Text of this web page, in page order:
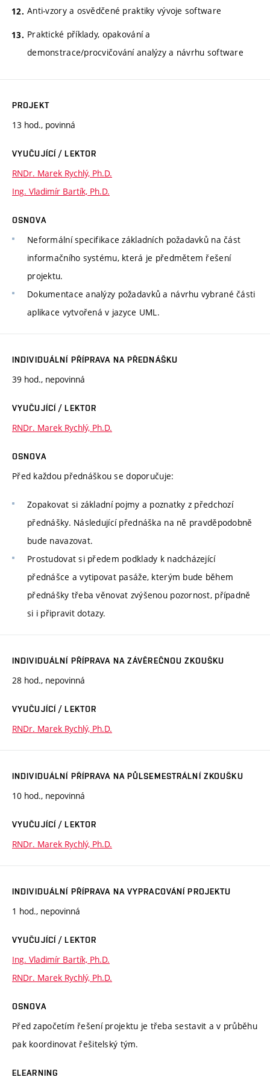
Anti-vzory a osvědčené praktiky vývoje software
Praktické příklady, opakování a
demonstrace/procvičování analýzy a návrhu software
PROJEKT
13 hod., povinná
VYUČUJÍCÍ / LEKTOR
RNDr. Marek Rychlý, Ph.D.
Ing. Vladimír Bartík, Ph.D.
OSNOVA
Neformální specifikace základních požadavků na část
informačního systému, která je předmětem řešení
projektu.
Dokumentace analýzy požadavků a návrhu vybrané části
aplikace vytvořená v jazyce UML.
INDIVIDUÁLNÍ PŘÍPRAVA NA PŘEDNÁŠKU
39 hod., nepovinná
VYUČUJÍCÍ / LEKTOR
RNDr. Marek Rychlý, Ph.D.
OSNOVA
Před každou přednáškou se doporučuje:
Zopakovat si základní pojmy a poznatky z předchozí
přednášky. Následující přednáška na ně pravděpodobně
bude navazovat.
Prostudovat si předem podklady k nadcházející
přednášce a vytipovat pasáže, kterým bude během
přednášky třeba věnovat zvýšenou pozornost, případně
si i připravit dotazy.
INDIVIDUÁLNÍ PŘÍPRAVA NA ZÁVĚREČNOU ZKOUŠKU
28 hod., nepovinná
VYUČUJÍCÍ / LEKTOR
RNDr. Marek Rychlý, Ph.D.
INDIVIDUÁLNÍ PŘÍPRAVA NA PŮLSEMESTRÁLNÍ ZKOUŠKU
10 hod., nepovinná
VYUČUJÍCÍ / LEKTOR
RNDr. Marek Rychlý, Ph.D.
INDIVIDUÁLNÍ PŘÍPRAVA NA VYPRACOVÁNÍ PROJEKTU
1 hod., nepovinná
VYUČUJÍCÍ / LEKTOR
Ing. Vladimír Bartík, Ph.D.
RNDr. Marek Rychlý, Ph.D.
OSNOVA
Před započetím řešení projektu je třeba sestavit a v průběhu
pak koordinovat řešitelský tým.
ELEARNING